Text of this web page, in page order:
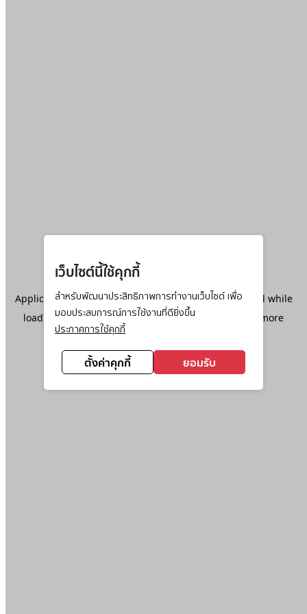
เว็บไซต์นี้ใช้คุกกี้
สำหรับพัฒนาประสิทธิภาพการทำงานเว็บไซต์ เพื่อ
มอบประสบการณ์การใช้งานที่ดียิ่งขึ้น
ประกาศการใช้คุกกี้
ตั้งค่าคุกกี้ ยอมรับ
Application error: aclient-side exception has occurred while
loadingwww.ktc.co.th(see the browser console
for more
information).